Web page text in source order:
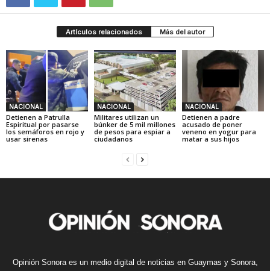
Artículos relacionados Más del autor
NACIONAL
Detienen a Patrulla
Espiritual por pasarse
los semáforos en rojo y
usar sirenas
NACIONAL
Militares utilizan un
búnker de 5 mil millones
de pesos para espiar a
ciudadanos
NACIONAL
Detienen a padre
acusado de poner
veneno en yogur para
matar a sus hijos
Opinión Sonora es un medio digital de noticias en Guaymas y Sonora,